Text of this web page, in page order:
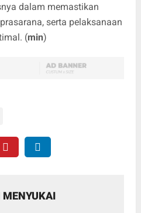
dalam memastikan
serta pelaksanaan
(min)